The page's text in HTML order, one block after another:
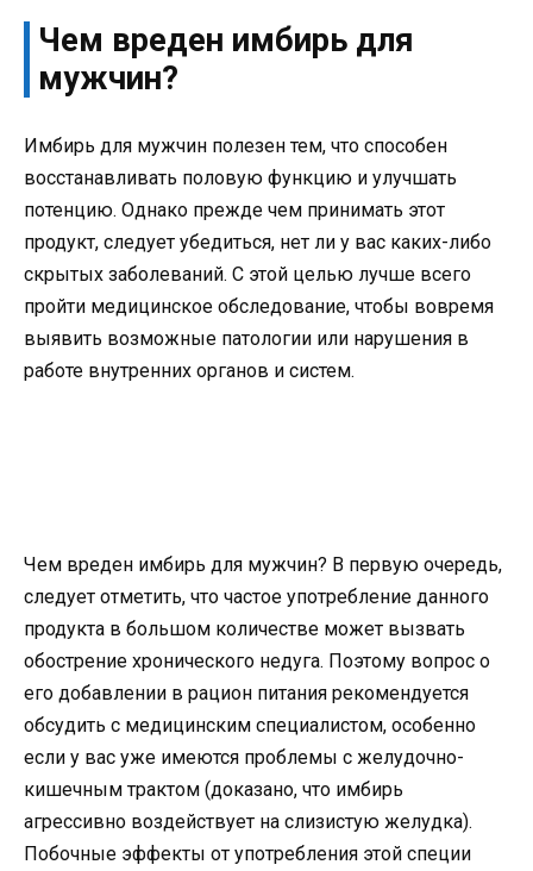
Чем вреден имбирь для
мужчин?
Имбирь для мужчин полезен тем, что способен
восстанавливать половую функцию и улучшать
потенцию. Однако прежде чем принимать этот
продукт, следует убедиться, нет ли у вас каких-либо
скрытых заболеваний. С этой целью лучше всего
пройти медицинское обследование, чтобы вовремя
выявить возможные патологии или нарушения в
работе внутренних органов и систем.
Чем вреден имбирь для мужчин? В первую очередь,
следует отметить, что частое употребление данного
продукта в большом количестве может вызвать
обострение хронического недуга. Поэтому вопрос о
его добавлении в рацион питания рекомендуется
обсудить с медицинским специалистом, особенно
если у вас уже имеются проблемы с желудочно-
кишечным трактом (доказано, что имбирь
агрессивно воздействует на слизистую желудка).
Побочные эффекты от употребления этой специи